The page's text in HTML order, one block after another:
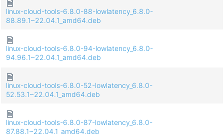
linux-cloud-tools-6.8.0-88-lowlatency_6.8.0-
88.89.1~22.04.1_amd64.deb
linux-cloud-tools-6.8.0-94-lowlatency_6.8.0-
94.96.1~22.04.1_amd64.deb
linux-cloud-tools-6.8.0-52-lowlatency_6.8.0-
52.53.1~22.04.1_amd64.deb
linux-cloud-tools-6.8.0-87-lowlatency_6.8.0-
87.88.1~22.04.1_amd64.deb